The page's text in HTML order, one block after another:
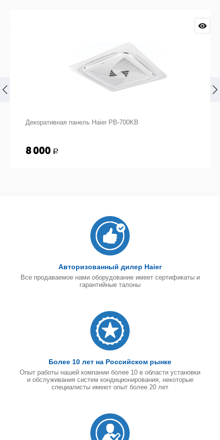
Декоративная панель Haier PB-700KB
8 000 Р
Авторизованный дилер Haier
Все продаваемое нами оборудование имеет сертификаты и
гарантийные талоны
Более 10 лет на Российском рынке
Опыт работы нашей компании более 10 в области установки
и обслуживания систем кондиционирования, некоторые
специалисты имеют опыт более 20 лет